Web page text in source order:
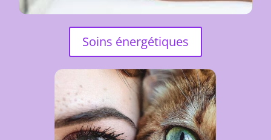
Soins énergétiques